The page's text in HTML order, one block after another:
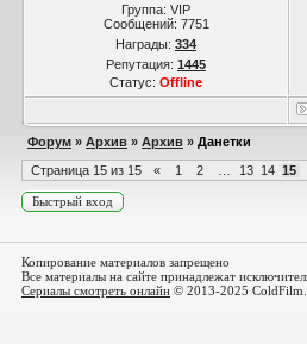
Группа: VIP
Сообщений: 7751
Награды: 334
Репутация: 1445
Статус: Offline
Форум » Архив » Архив » Данетки
Страница 15 из 15 « 1 2 13 14 15
Копирование материалов запрещено
Все материалы на сайте принадлежат
Сериалы смотреть онлайн © 2013-2025